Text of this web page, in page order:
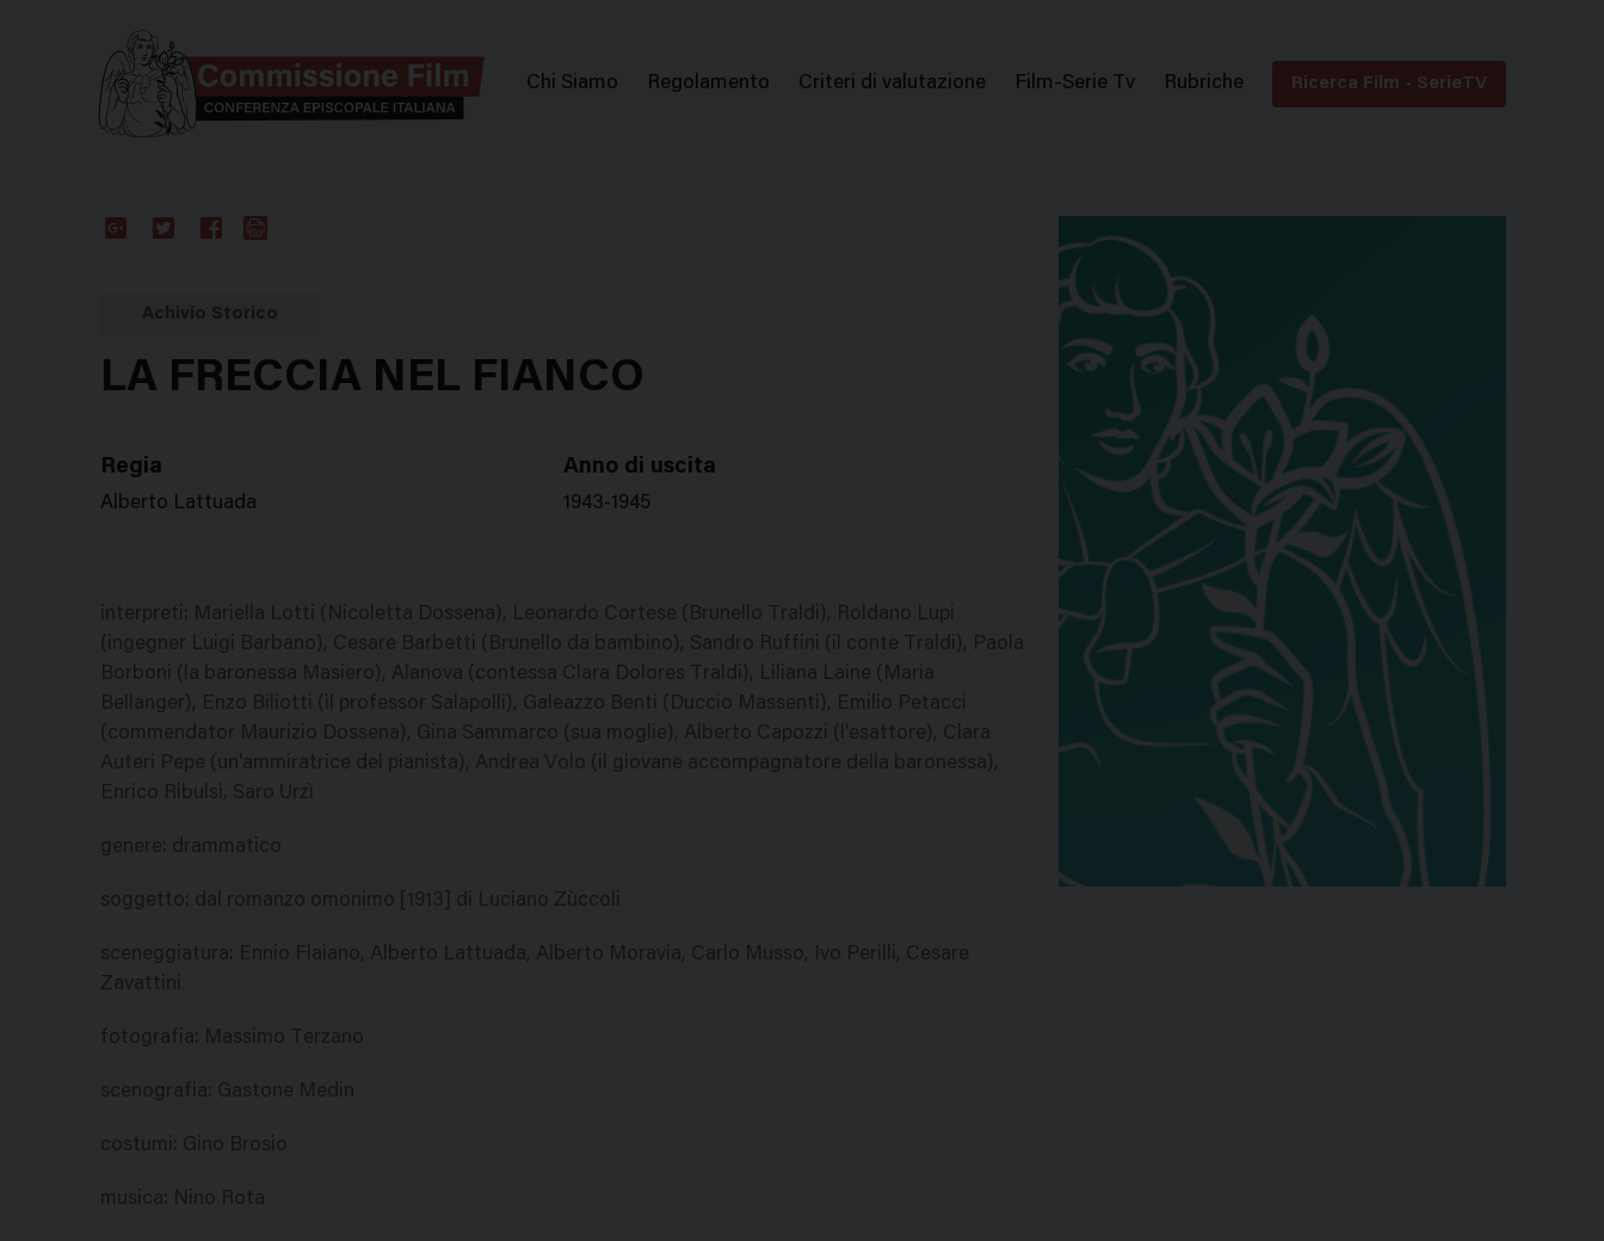
Menu
Chi Siamo Regolamento Criteri di valutazione Film-Serie Tv Rubriche Ricerca Film - SerieTV
LA FRECCIA NEL FIANCO
Regia
Alberto Lattuada
Anno di uscita
1943-1945
interpreti: Mariella Lotti (Nicoletta Dossena), Leonardo Cortese (Brunello Traldi), Roldano Lupi
(ingegner Luigi Barbano), Cesare Barbetti (Brunello da bambino), Sandro Ruffini (il conte Traldi), Paola
Borboni (la baronessa Masiero), Alanova (contessa Clara Dolores Traldi), Liliana Laine (Maria
Bellanger), Enzo Biliotti (il professor Salapolli), Galeazzo Benti (Duccio Massenti), Emilio Petacci
(commendator Maurizio Dossena), Gina Sammarco (sua moglie), Alberto Capozzi (l'esattore), Clara
Auteri Pepe (un'ammiratrice del pianista), Andrea Volo (il giovane accompagnatore della baronessa),
Enrico Ribulsi, Saro Urzì
genere: drammatico
soggetto: dal romanzo omonimo [1913] di Luciano Zùccoli
sceneggiatura: Ennio Flaiano, Alberto Lattuada, Alberto Moravia, Carlo Musso, Ivo Perilli, Cesare
Zavattini
fotografia: Massimo Terzano
scenografia: Gastone Medin
costumi: Gino Brosio
musica: Nino Rota